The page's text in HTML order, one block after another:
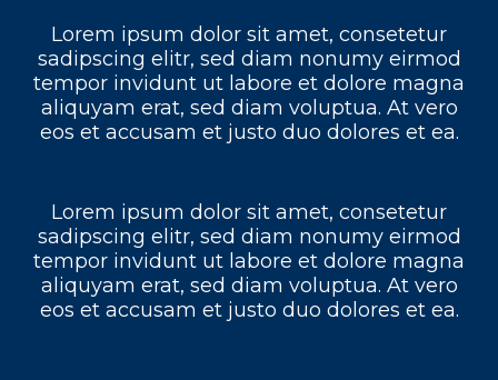
Lorem ipsum dolor sit amet, consetetur
sadipscing elitr, sed diam nonumy eirmod
tempor invidunt ut labore et dolore magna
aliquyam erat, sed diam voluptua. At vero
eos et accusam et justo duo dolores et ea.
Lorem ipsum dolor sit amet, consetetur
sadipscing elitr, sed diam nonumy eirmod
tempor invidunt ut labore et dolore magna
aliquyam erat, sed diam voluptua. At vero
eos et accusam et justo duo dolores et ea.